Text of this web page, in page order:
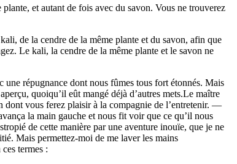
et autant de fois avec du savon. Vous ne trouverez
de la cendre de la même plante et du savon, afin que
Le kali, la cendre de la même plante et le savon ne
répugnance dont nous fûmes tous fort étonnés. Mais
quoiqu’il eût mangé déjà d’autres mets.Le maître
dont vous ferez plaisir à la compagnie de l’entretenir. —
la main gauche et nous fit voir que ce qu’il nous
de cette manière par une aventure inouïe, que je ne
Mais permettez-moi de me laver les mains
termes :